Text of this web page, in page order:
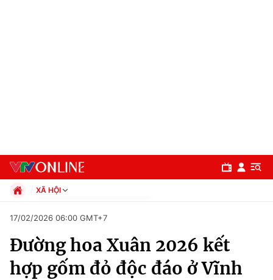
Chuyên mục
Chính trị
XÃ HỘI
Xã hội
Pháp luật
Kinh tế
Thể thao
17/02/2026 06:00 GMT+7
Đường hoa Xuân 2026 kết
hợp gốm đỏ độc đáo ở Vĩnh